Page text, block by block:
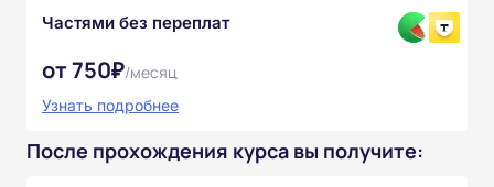
Частями без переплат
от 750₽/месяц
Узнать подробнее
После прохождения курса вы получите: